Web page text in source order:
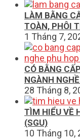
LÀM BẰNG
TOÀN, PHÔI
1 Tháng 7,
CÓ BẰNG
NGÀNH
28 Tháng 8,
TÌM HIỂU VỀ
(SGU)
10 Tháng 10,